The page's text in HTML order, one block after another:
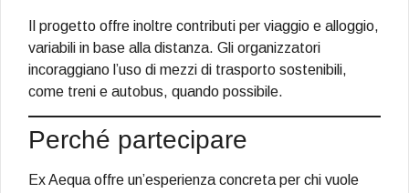
Il progetto offre inoltre contributi per viaggio e alloggio,
variabili in base alla distanza. Gli organizzatori
incoraggiano l’uso di mezzi di trasporto sostenibili,
come treni e autobus, quando possibile.
Perché partecipare
Ex Aequa offre un’esperienza concreta per chi vuole